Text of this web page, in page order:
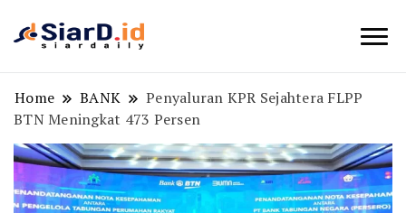
Home BANK
Penyaluran KPR Sejahtera FLPP
BTN Meningkat 473 Persen